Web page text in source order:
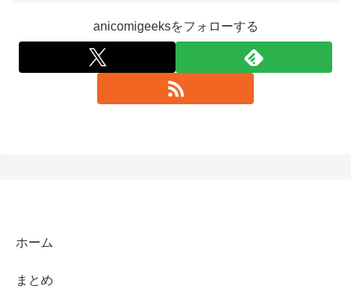
anicomigeeksをフォローする
ホーム
まとめ